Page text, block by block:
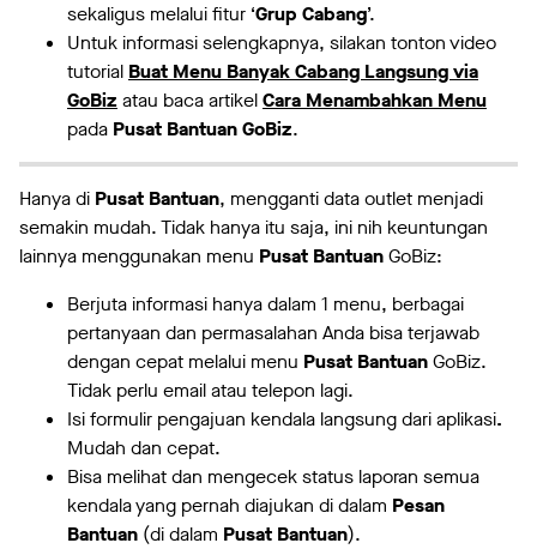
sekaligus melalui fitur ‘Grup Cabang’.
Untuk informasi selengkapnya, silakan tonton video
tutorial Buat Menu Banyak Cabang Langsung via
GoBizatau baca artikelCara Menambahkan Menu
pada Pusat Bantuan GoBiz.
Hanya di Pusat Bantuan, mengganti data outlet menjadi
semakin mudah. Tidak hanya itu saja, ini nih keuntungan
lainnya menggunakan menu Pusat BantuanGoBiz:
Berjuta informasi hanya dalam 1 menu, berbagai
pertanyaan dan permasalahan Anda bisa terjawab
dengan cepat melalui menu Pusat BantuanGoBiz.
Tidak perlu email atau telepon lagi.
Isi formulir pengajuan kendala langsung dari aplikasi.
Mudah dan cepat.
Bisa melihat dan mengecek status laporan semua
kendala yang pernah diajukan di dalam Pesan
Bantuan (di dalam Pusat Bantuan).